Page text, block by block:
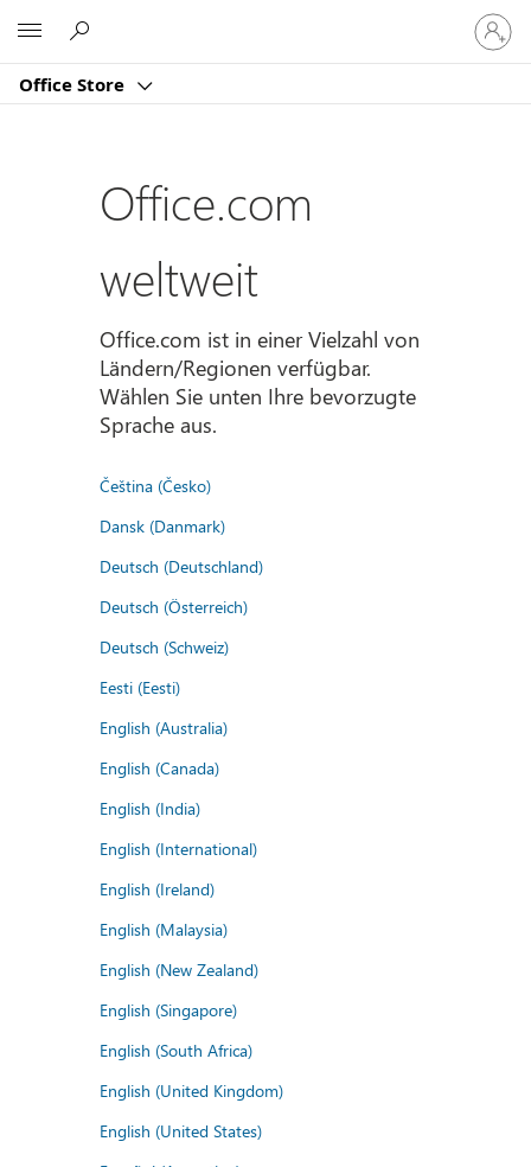
Office Store
Bei
Ihrem
Konto
Office.com
weltweit
Office.com ist in einer Vielzahl von
Ländern/Regionen verfügbar.
Wählen Sie unten Ihre bevorzugte
Sprache aus.
Čeština (Česko)
Dansk (Danmark)
Deutsch (Deutschland)
Deutsch (Österreich)
Deutsch (Schweiz)
Eesti (Eesti)
English (Australia)
English (Canada)
English (India)
English (International)
English (Ireland)
English (Malaysia)
English (New Zealand)
English (Singapore)
English (South Africa)
English (United Kingdom)
English (United States)